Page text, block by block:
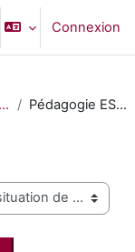
désactiver la
Connexion
Pédagogie Etudiant.e.s en situation de handicap Pédagogie ESH 1ère année